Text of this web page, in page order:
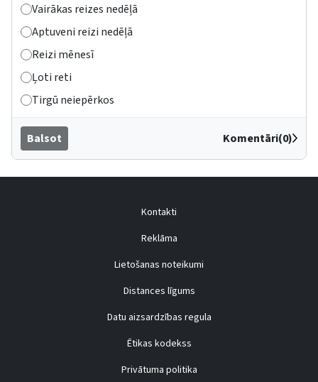
Vairākas reizes nedēļā
Aptuveni reizi nedēļā
Reizi mēnesī
Ļoti reti
Tirgū neiepērkos
Balsot Komentāri(0)
Kontakti
Reklāma
Lietošanas noteikumi
Distances līgums
Datu aizsardzības regula
Ētikas kodekss
Privātuma politika